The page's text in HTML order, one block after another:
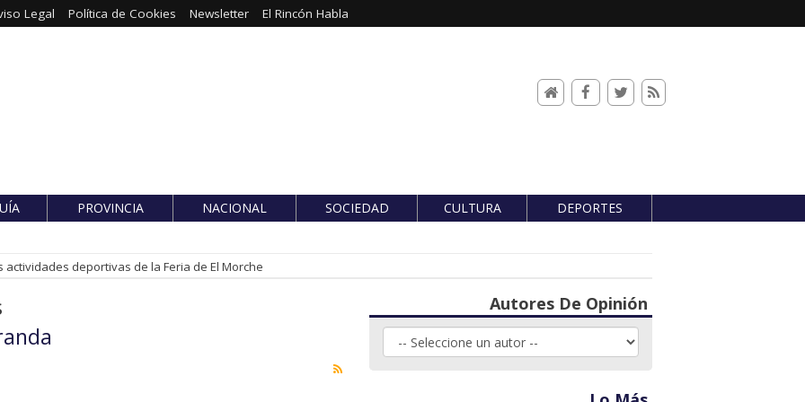
Legal Política de Cookies Newsletter El Rincón Habla
PROVINCIA NACIONAL SOCIEDAD CULTURA DEPORTES
actividades deportivas de la Feria de El Morche
Autores De Opinión